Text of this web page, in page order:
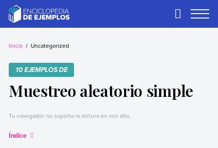
contentEjemplos
Necesitas ejemplos.
Primary
Inicio Uncategorized
10 EJEMPLOS DE
Muestreo aleatorio simple
Tu navegador no soporta la lectura en voz alta.
Índice